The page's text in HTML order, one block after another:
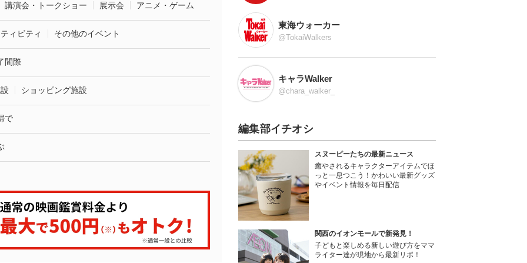
講演会・トークショー 展示会 アニメ・ゲーム
ィビティ その他のイベント
間際
ショッピング施設
で
東海ウォーカー
@TokaiWalkers
キャラWalker
@chara_walker_
編集部イチオシ
スヌーピーたちの最新ニュース
癒やされるキャラクターアイテムでほ
っと一息つこう！かわいい最新グッズ
やイベント情報を毎日配信
関西のイオンモールで新発見！
子どもと楽しめる新しい遊び方をママ
ライター達が現地から最新リポ！